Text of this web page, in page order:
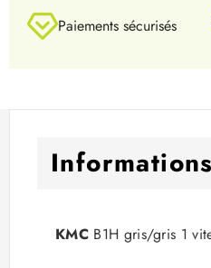
Paiements sécurisés
Informations
KMCB1H gris/gris 1